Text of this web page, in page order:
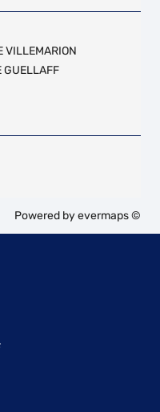
VILLEMARION
GUELLAFF
Powered byevermaps ©